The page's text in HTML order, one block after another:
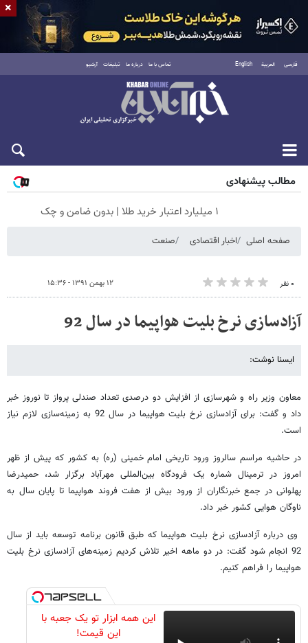
فارسی العربية English تماس با ما درباره ما تبلیغات آرشیو
جمعه ۱۶ مرداد ۱۴۰۵
مطالب پیشنهادی
۱ میلیارد اعتبار خرید طلا | بدون ضامن و چک
صفحه اصلی اخبار اقتصادی صنعت
۰ نفر ۱۲ بهمن ۱۳۹۱ - ۱۵:۳۶
آزادسازی نرخ بلیت هواپیما در سال 92
ایسنا نوشت:
معاون وزیر راه و شهرسازی از افزایش دو درصدی تعداد صندلی پرواز تا نوروز خبر
داد و گفت: برای آزادسازی نرخ بلیت هواپیما در سال 92 به زمینه‌سازی لازم نیاز
است.
در حاشیه مراسم سالروز ورود تاریخی امام خمینی (ره) به کشور که پیش از ظهر
امروز در ترمینال شماره یک فرودگاه بین‌المللی مهرآباد برگزار شد، حمیدرضا
پهلوانی در جمع خبرنگاران از ورود بیش از هفت فروند هواپیما تا پایان سال به
ناوگان هوایی کشور خبر داد.
وی درباره آزادسازی نرخ بلیت هواپیما که طبق قانون برنامه توسعه باید از سال
92 انجام شود گفت: در دو ماهه اخیر تلاش کردیم زمینه‌های آزادسازی نرخ بلیت
هواپیما را فراهم کنیم.
این همه ابزار تو یک جعبه با
این قیمت!
×